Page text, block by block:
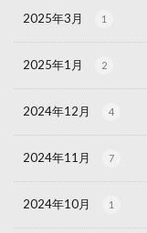
2025年3月 1
2025年1月 2
2024年12月 4
2024年11月 7
2024年10月 1